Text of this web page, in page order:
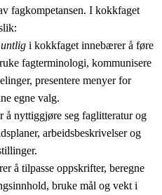
fagkompetansen. I kokkfaget
i kokkfaget innebærer å føre
fagterminologi, kommunisere
presentere menyer for
egne valg.
nyttiggjøre seg faglitteratur og
arbeidsbeskrivelser og
å tilpasse oppskrifter, beregne
bruke mål og vekt i